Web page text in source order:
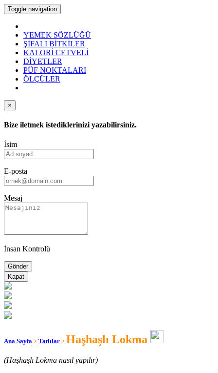
Toggle navigation
YEMEK SÖZLÜĞÜ
ŞİFALI BİTKİLER
KALORİ CETVELİ
DİYETLER
PÜF NOKTALARI
ÖLÇÜLER
×
Bize iletmek istediklerinizi yazabilirsiniz.
İsim
E-posta
Mesaj
İnsan Kontrolü
Kapat
Ana Sayfa > Tatlılar > Haşhaşlı Lokma
(Haşhaşlı Lokma nasıl yapılır)